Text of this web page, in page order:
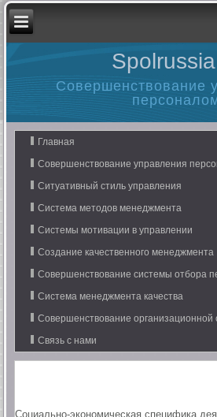
Совершенствование
Главная
Совершенствование управления
Ситуативный стиль управления
Система методов менеджмента
Системы мотивации в управлении
Создание качественного менеджмента
Совершенствование системы отбора
Система менеджмента качества
Совершенствование организационной
Связь с нами
Социально-экономическая специфика